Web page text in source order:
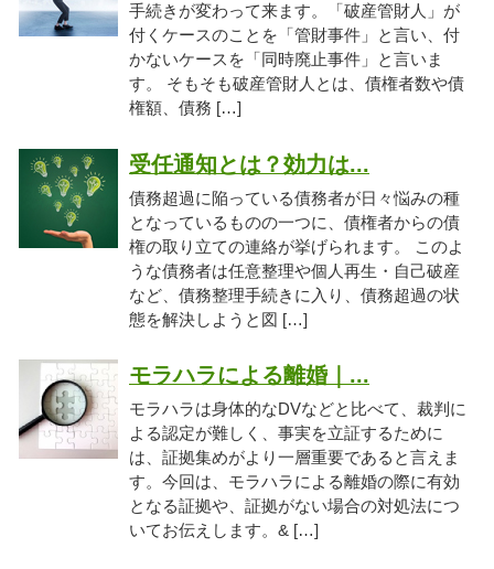
手続きが変わって来ます。「破産管財人」が
付くケースのことを「管財事件」と言い、付
かないケースを「同時廃止事件」と言いま
す。 そもそも破産管財人とは、債権者数や債
権額、債務 […]
受任通知とは？効力は...
債務超過に陥っている債務者が日々悩みの種
となっているものの一つに、債権者からの債
権の取り立ての連絡が挙げられます。 このよ
うな債務者は任意整理や個人再生・自己破産
など、債務整理手続きに入り、債務超過の状
態を解決しようと図 […]
モラハラによる離婚｜...
モラハラは身体的なDVなどと比べて、裁判に
よる認定が難しく、事実を立証するために
は、証拠集めがより一層重要であると言えま
す。今回は、モラハラによる離婚の際に有効
となる証拠や、証拠がない場合の対処法につ
いてお伝えします。& […]